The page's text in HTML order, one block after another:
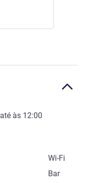
até às 12:00
Wi-Fi
Bar